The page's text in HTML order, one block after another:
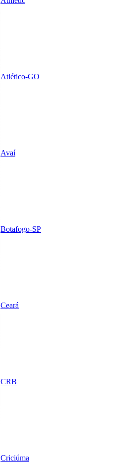
Atlético-GO
Avaí
Botafogo-SP
Ceará
CRB
Criciúma